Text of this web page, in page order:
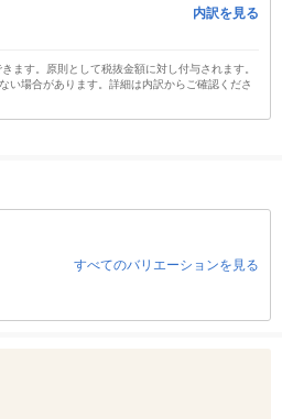
内訳を見る
ます。原則として税抜金額に対し付与されます。
い場合があります。詳細は内訳からご確認くださ
すべてのバリエーションを見る